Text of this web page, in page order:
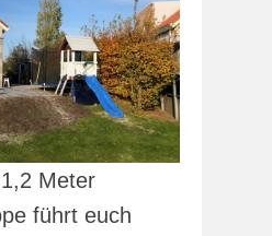
Meter
führt euch